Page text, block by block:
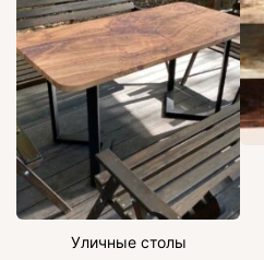
Уличные столы